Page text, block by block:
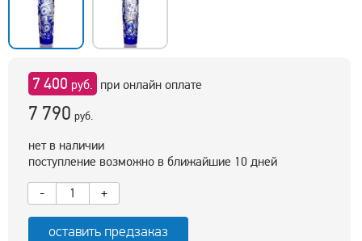
7 400 руб. при онлайн оплате
7 790 руб.
нет в наличии
поступление возможно в ближайшие 10 дней
-
+
оставить предзаказ